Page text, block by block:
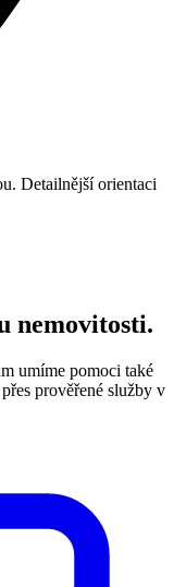
Detailnější orientaci
nemovitosti.
umíme pomoci také
prověřené služby v